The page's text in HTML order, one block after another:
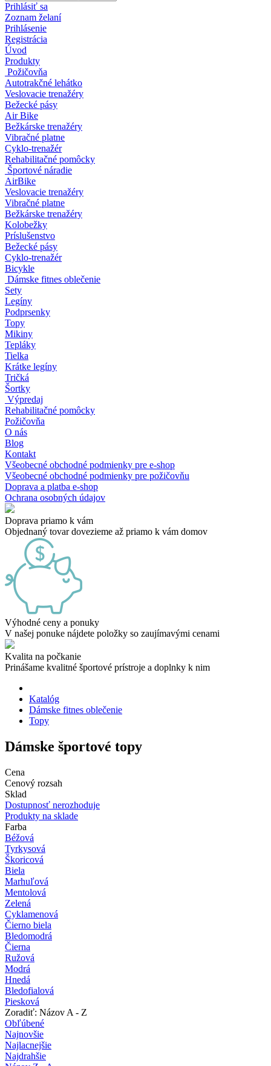
Prihlásiť sa
Zoznam želaní
Prihlásenie
Registrácia
Úvod
Produkty
Požičovňa
Autotrakčné lehátko
Veslovacie trenažéry
Bežecké pásy
Air Bike
Bežkárske trenažéry
Vibračné platne
Cyklo-trenažér
Rehabilitačné pomôcky
Športové náradie
AirBike
Veslovacie trenažéry
Vibračné platne
Bežkárske trenažéry
Kolobežky
Príslušenstvo
Bežecké pásy
Cyklo-trenažér
Bicykle
Dámske fitnes oblečenie
Sety
Legíny
Podprsenky
Topy
Mikiny
Tepláky
Tielka
Krátke legíny
Tričká
Šortky
Výpredaj
Rehabilitačné pomôcky
Požičovňa
O nás
Blog
Kontakt
Všeobecné obchodné podmienky pre e-shop
Všeobecné obchodné podmienky pre požičovňu
Doprava a platba e-shop
Ochrana osobných údajov
Doprava priamo k vám
Objednaný tovar dovezieme až priamo k vám domov
Výhodné ceny a ponuky
V našej ponuke nájdete položky so zaujímavými cenami
Kvalita na počkanie
Prinášame kvalitné športové prístroje a doplnky k nim
Katalóg
Dámske fitnes oblečenie
Topy
Dámske športové topy
Cena
Cenový rozsah
Sklad
Dostupnosť nerozhoduje
Produkty na sklade
Farba
Béžová
Tyrkysová
Škoricová
Biela
Marhuľová
Mentolová
Zelená
Cyklamenová
Čierno biela
Bledomodrá
Čierna
Ružová
Modrá
Hnedá
Bledofialová
Piesková
Zoradiť: Názov A - Z
Obľúbené
Najnovšie
Najlacnejšie
Najdrahšie